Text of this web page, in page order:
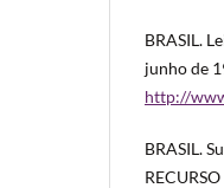
BRASIL.
junho de
http://
BRASIL.